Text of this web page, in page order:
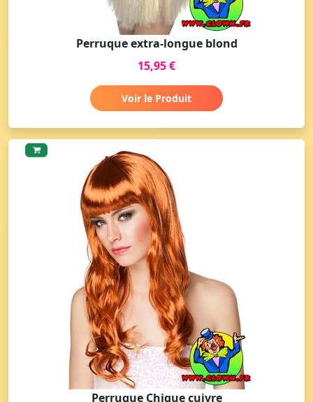
Perruque extra-longue blond
15,95 €
Voir le Produit
Perruque Chique cuivre